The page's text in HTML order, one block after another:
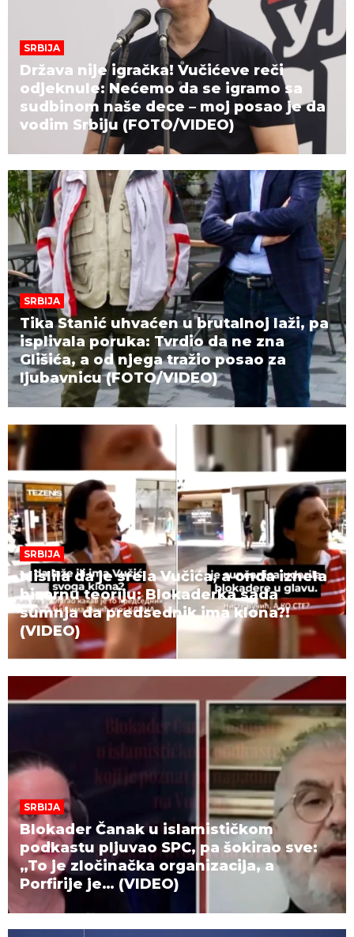
SRBIJA
Država nije igračka! Vučićeve reči
odjeknule: Nećemo da se igramo sa
sudbinom naše dece – moj posao je da
vodim Srbiju (FOTO/VIDEO)
SRBIJA
Tika Stanić uhvaćen u brutalnoj laži, pa
isplivala poruka: Tvrdio da ne zna
Glišića, a od njega tražio posao za
ljubavnicu (FOTO/VIDEO)
SRBIJA
Mislila da je srela Vučića, a onda iznela
bizarnu teoriju: Blokaderka sada
sumnja da predsednik ima klona?!
(VIDEO)
SRBIJA
Blokader Čanak u islamističkom
podkastu pljuvao SPC, pa šokirao sve:
„To je zločinačka organizacija, a
Porfirije je… (VIDEO)